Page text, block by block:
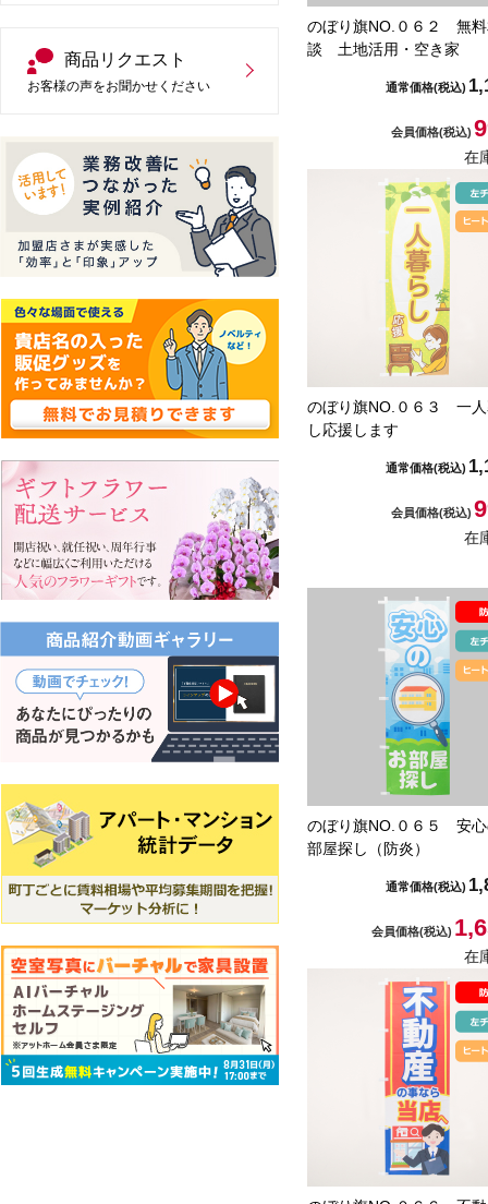
商品リクエスト
お客様の声をお聞かせください
のぼり旗NO.０６２ 無
談 土地活用・空き家
通常価格(税込)
会員価格(税込)
在
のぼり旗NO.０６３ 一
し応援します
通常価格(税込)
会員価格(税込)
在
のぼり旗NO.０６５ 安
部屋探し（防炎）
通常価格(税込)
会員価格(税込)
在